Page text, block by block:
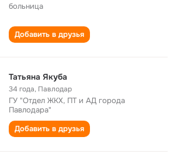
больница
Добавить в друзья
Татьяна Якуба
34 года, Павлодар
ГУ "Отдел ЖКХ, ПТ и АД города
Павлодара"
Добавить в друзья